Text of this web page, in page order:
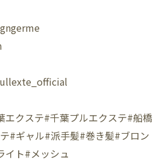
エクステ#千葉プルエクステ#船橋
#ギャル#派手髪#巻き髪#ブロン
イト#メッシュ